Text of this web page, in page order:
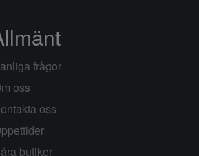
frågor
oss
oss
butiker